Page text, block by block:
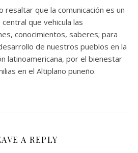
resaltar que la comunicación es un
que vehicula las
conocimientos, saberes; para
de nuestros pueblos en la
latinoamericana, por el bienestar
en el Altiplano puneño.
A REPLY